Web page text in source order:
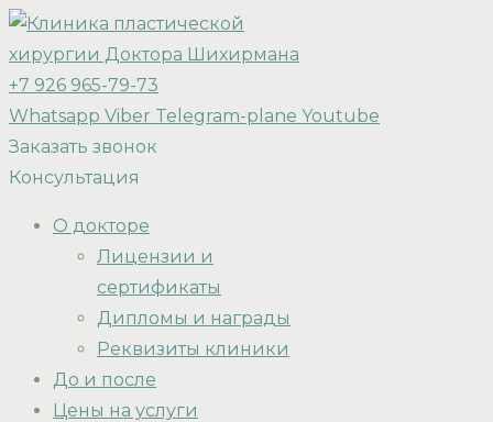
+7 926 965-79-73
Whatsapp Viber Telegram-plane Youtube
Заказать звонок
Консультация
О докторе
Лицензии и
сертификаты
Дипломы и награды
Реквизиты клиники
До и после
Цены на услуги